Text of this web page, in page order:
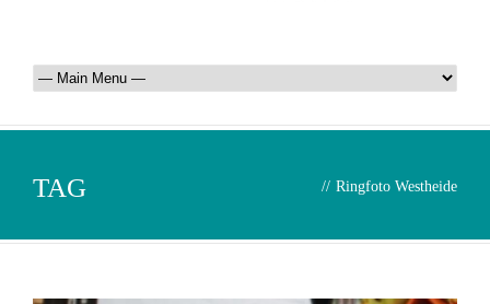
TAG // Ringfoto Westheide